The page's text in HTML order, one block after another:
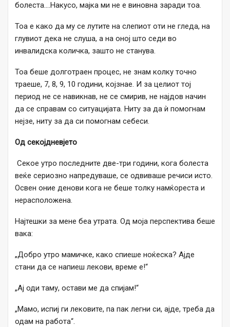
болеста….Накусо, мајка ми не е виновна заради тоа.
Тоа е како да му се лутите на слепиот оти не гледа, на
глувиот дека не слуша, а на оној што седи во
инвалидска количка, зашто не станува.
Тоа беше долготраен процес, не знам колку точно
траеше, 7, 8, 9, 10 години, којзнае. И за целиот тој
период не се навикнав, не се смирив, не најдов начин
да се справам со ситуацијата. Ниту за да ѝ помогнам
нејзе, ниту за да си помогнам себеси.
Од секојдневјето
Секое утро последните две-три години, кога болеста
веќе сериозно напредуваше, се одвиваше речиси исто.
Освен оние денови кога не беше толку намќореста и
нерасположена.
Најтешки за мене беа утрата. Од моја перспектива беше
вака:
„Добро утро мамичке, како спиеше ноќеска? Ајде
стани да се напиеш лекови, време е!“
„Ај оди таму, остави ме да спијам!“
„Мамо, испиј ги лековите, па пак легни си, ајде, треба да
одам на работа“.